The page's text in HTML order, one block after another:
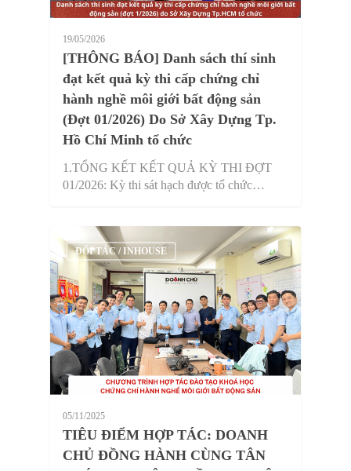
19/05/2026
[THÔNG BÁO] Danh sách thí sinh
đạt kết quả kỳ thi cấp chứng chỉ
hành nghề môi giới bất động sản
(Đợt 01/2026) Do Sở Xây Dựng Tp.
Hồ Chí Minh tổ chức
1.TỔNG KẾT KẾT QUẢ KỲ THI ĐỢT
01/2026: Kỳ thi sát hạch được tổ chức…
ĐỐI TÁC / INHOUSE
05/11/2025
TIÊU ĐIỂM HỢP TÁC: DOANH
CHỦ ĐỒNG HÀNH CÙNG TÂN